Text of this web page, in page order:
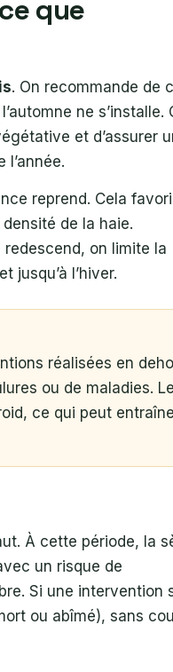
que
. On recommande de
ne s’installe.
et d’assurer
reprend. Cela
densité de la haie.
redescend, on limite la
l’hiver.
réalisées en
ou de maladies.
ce qui peut
À cette période, la
un risque de
Si une intervention
ou abîmé), sans